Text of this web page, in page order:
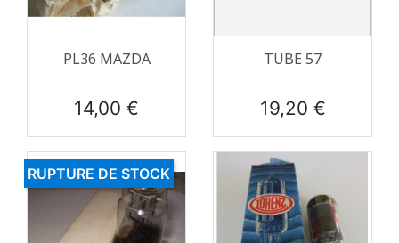
PL36 MAZDA
Prix
14,00 €
TUBE 57
Prix
19,20 €
RUPTURE DE STOCK